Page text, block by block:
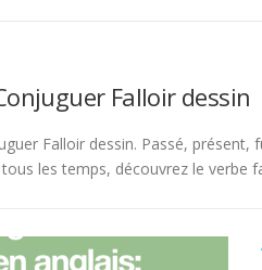
Falloir dessin
Falloir dessin. Passé,
les temps, découvrez le verbe